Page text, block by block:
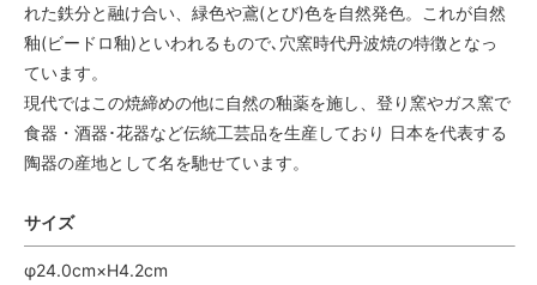
れた鉄分と融け合い、緑色や鳶(とび)色を自然発色。これが自然
釉(ビードロ釉)といわれるもので､穴窯時代丹波焼の特徴となっ
ています。
現代ではこの焼締めの他に自然の釉薬を施し、登り窯やガス窯で
食器・酒器･花器など伝統工芸品を生産しており 日本を代表する
陶器の産地として名を馳せています。
サイズ
φ24.0cm×H4.2cm